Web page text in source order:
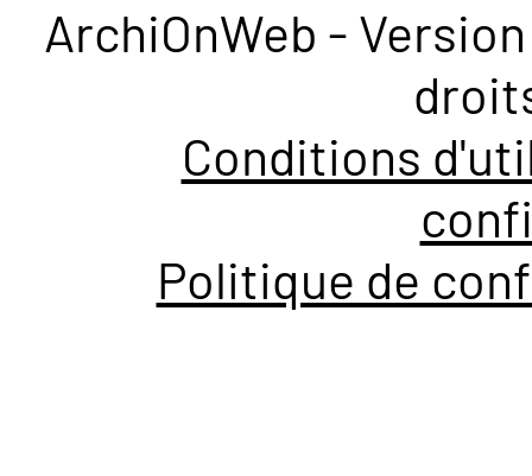
ArchiOnWeb -
Conditions
Politique de